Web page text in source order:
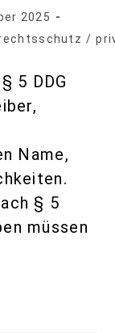
2025
/
5 DDG
Name,
§ 5
müssen